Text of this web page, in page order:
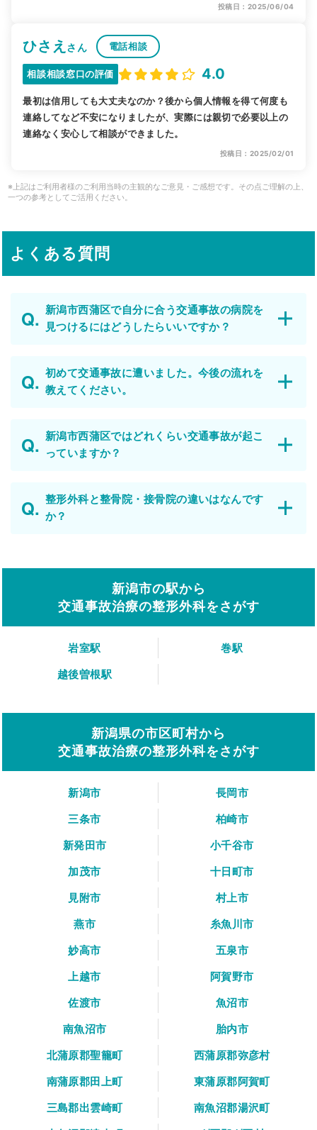
投稿日：2025/06/04
ひさえ さん 電話相談
相談相談窓口の評価 4.0
最初は信用しても大丈夫なのか？後から個人情報を得て何度も
連絡してなど不安になりましたが、実際には親切で必要以上の
連絡なく安心して相談ができました。
投稿日：2025/02/01
※上記はご利用者様のご利用当時の主観的なご意見・ご感想です。その点ご理解の上、
一つの参考としてご活用ください。
よくある質問
新潟市西蒲区で自分に合う交通事故の病院を
見つけるにはどうしたらいいですか？
初めて交通事故に遭いました。今後の流れを
教えてください。
新潟市西蒲区ではどれくらい交通事故が起こ
っていますか？
整形外科と整骨院・接骨院の違いはなんです
か？
新潟市の駅から
交通事故治療の整形外科をさがす
岩室駅
巻駅
越後曽根駅
新潟県の市区町村から
交通事故治療の整形外科をさがす
新潟市
長岡市
三条市
柏崎市
新発田市
小千谷市
加茂市
十日町市
見附市
村上市
燕市
糸魚川市
妙高市
五泉市
上越市
阿賀野市
佐渡市
魚沼市
南魚沼市
胎内市
北蒲原郡聖籠町
西蒲原郡弥彦村
南蒲原郡田上町
東蒲原郡阿賀町
三島郡出雲崎町
南魚沼郡湯沢町